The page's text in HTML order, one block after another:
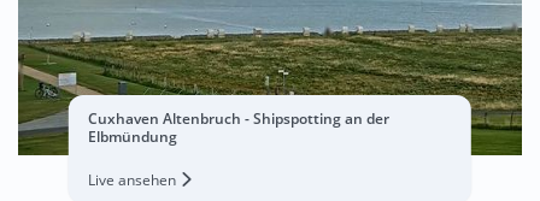
Cuxhaven Altenbruch - Shipspotting an der
Elbmündung
Live ansehen